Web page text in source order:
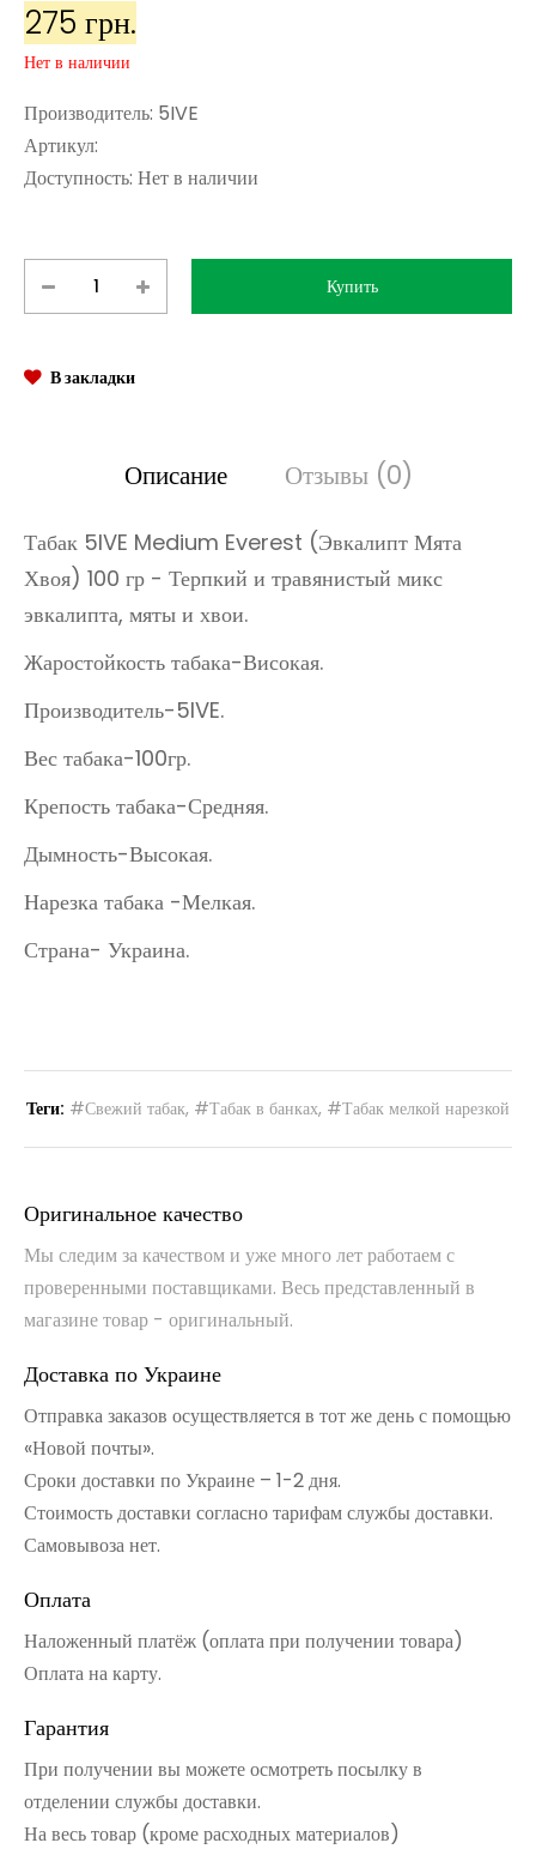
275 грн.
Нет в наличии
Производитель: 5IVE
Артикул:
Доступность: Нет в наличии
В закладки
Описание Отзывы (0)
Табак 5IVE Medium Everest (Эвкалипт Мята
Хвоя) 100 гр - Терпкий и травянистый микс
эвкалипта, мяты и хвои.
Жаростойкость табака-Високая.
Производитель-5IVE.
Вес табака-100гр.
Крепость табака-Средняя.
Дымность-Высокая.
Нарезка табака -Мелкая.
Страна- Украина.
Теги: #Свежий табак, #Табак в банках, #Табак мелкой нарезкой
Оригинальное качество
Мы следим за качеством и уже много лет работаем с
проверенными поставщиками. Весь представленный в
магазине товар - оригинальный.
Доставка по Украине
Отправка заказов осуществляется в тот же день с помощью
«Новой почты».
Сроки доставки по Украине – 1-2 дня.
Стоимость доставки согласно тарифам службы доставки.
Самовывоза нет.
Оплата
Наложенный платёж (оплата при получении товара)
Оплата на карту.
Гарантия
При получении вы можете осмотреть посылку в
отделении службы доставки.
На весь товар (кроме расходных материалов)